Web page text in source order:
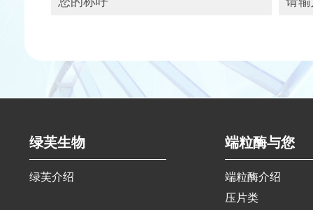
绿芙生物
绿芙介绍
端粒酶与您
端粒酶介绍
压片类